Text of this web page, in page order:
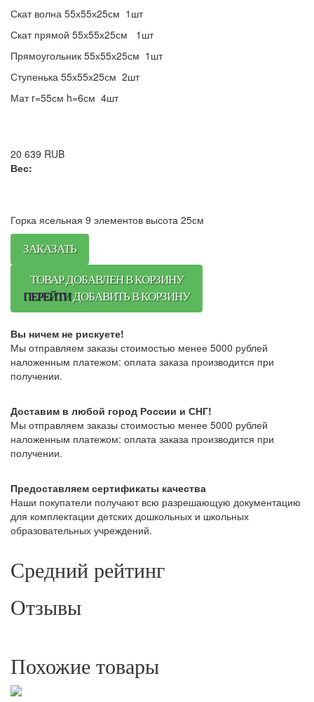
Скат волна 55х55х25см 1шт
Скат прямой 55х55х25см 1шт
Прямоугольник 55х55х25см 1шт
Ступенька 55х55х25см 2шт
Мат r=55см h=6см 4шт
20 639 RUB
Вес:
Горка ясельная 9 элементов высота 25см
ЗАКАЗАТЬ
ТОВАР ДОБАВЛЕН В КОРЗИНУ
ПЕРЕЙТИДОБАВИТЬ В КОРЗИНУ
Вы ничем не рискуете!
Мы отправляем заказы стоимостью менее 5000 рублей
наложенным платежом: оплата заказа производится при
получении.
Доставим в любой город России и СНГ!
Мы отправляем заказы стоимостью менее 5000 рублей
наложенным платежом: оплата заказа производится при
получении.
Предоставляем сертификаты качества
Наши покупатели получают всю разрешающую документацию
для комплектации детских дошкольных и школьных
образовательных учреждений.
Средний рейтинг
Отзывы
Похожие товары